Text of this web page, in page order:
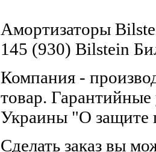
Амортизаторы
145 (930) Bilstein
Компания -
товар. Гарантийные
Украины "О защите
Сделать заказ вы